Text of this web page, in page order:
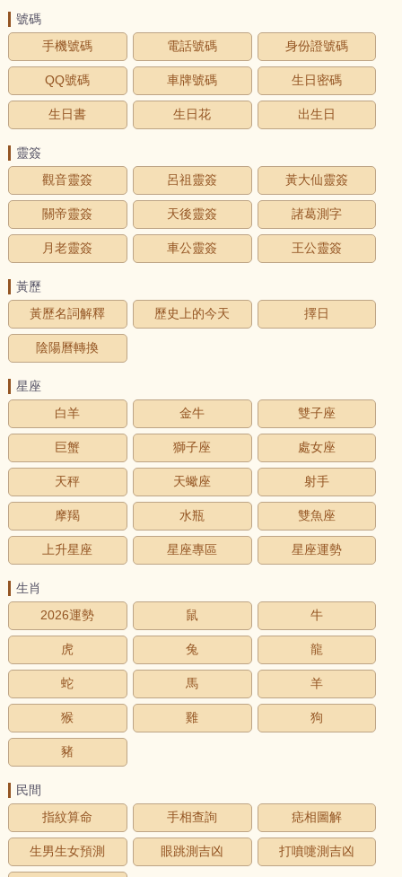
號碼
手機號碼
電話號碼 身份證號碼
QQ號碼 車牌號碼 生日密碼
生日書 生日花 出生日
靈簽
觀音靈簽
呂祖靈簽 黃大仙靈簽
關帝靈簽 天後靈簽 諸葛測字
月老靈簽 車公靈簽 王公靈簽
黃歷
黃歷名詞解釋
歷史上的今天 擇日
陰陽曆轉換
星座
白羊
金牛 雙子座
巨蟹 獅子座 處女座
天秤 天蠍座 射手
摩羯 水瓶 雙魚座
上升星座 星座專區 星座運勢
生肖
2026運勢
鼠 牛
虎 兔 龍
蛇 馬 羊
猴 雞 狗
豬
民間
指紋算命
手相查詢 痣相圖解
生男生女預測 眼跳測吉凶 打噴嚏測吉凶